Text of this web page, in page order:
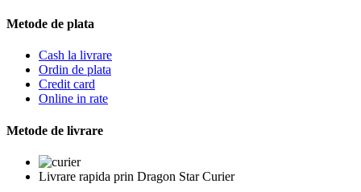
Metode de plata
Cash la livrare
Ordin de plata
Credit card
Online in rate
Metode de livrare
Livrare rapida prin Dragon Star Curier